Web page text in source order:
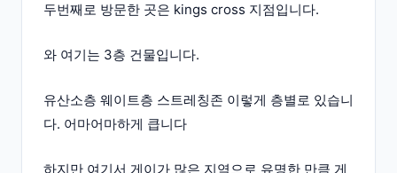
두번째로 방문한 곳은 kings cross 지점입니다.
와 여기는 3층 건물입니다.
유산소층 웨이트층 스트레칭존 이렇게 층별로 있습니
다. 어마어마하게 큽니다
하지만 여기서 게이가 많은 지역으로 유명한 만큼 게